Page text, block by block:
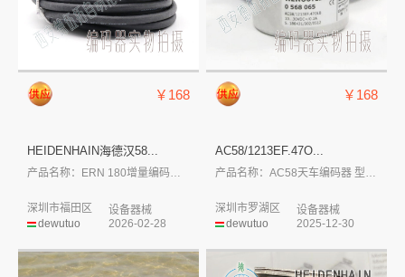
￥168
HEIDENHAIN海德汉58...
产品名称：ERN 180增量编码器 型...
dewutuo
深圳市福田区
设备器械
2026-02-28
￥168
AC58/1213EF.47O...
产品名称：AC58天车编码器 型号：A...
dewutuo
深圳市罗湖区
设备器械
2025-12-30